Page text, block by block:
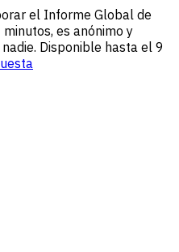
el Informe Global de
es anónimo y
Disponible hasta el 9